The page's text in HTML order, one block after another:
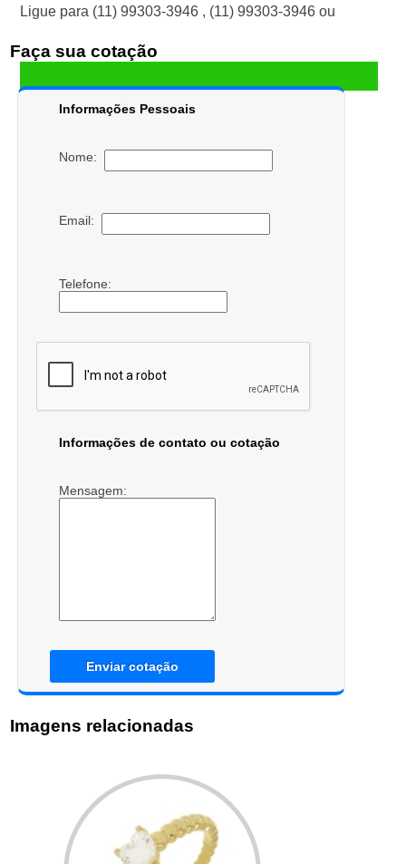
Ligue para (11) 99303-3946 , (11) 99303-3946 ou
Faça sua cotação
Informações Pessoais
Nome:
Email:
Telefone:
Informações de contato ou cotação
Mensagem:
Enviar cotação
Imagens relacionadas